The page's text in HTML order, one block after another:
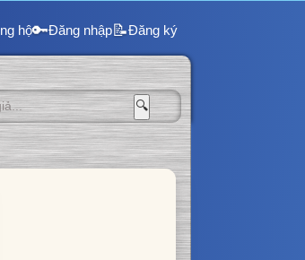
hộ🔑Đăng nhập📝Đăng ký
🔍